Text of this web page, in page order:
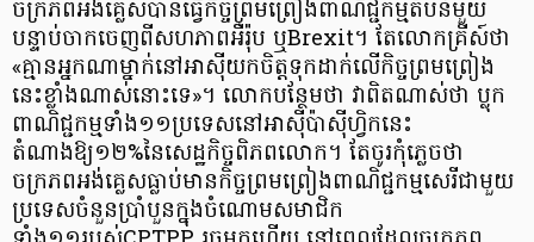
ចក្រភពអង់គ្លេសបានធ្វើកិច្ចព្រមព្រៀងពាណិជ្ជកម្មតំបន់មួយ
បន្ទាប់ចាកចេញពីសហភាពអឺរ៉ុប ឬBrexit។ តែលោកគ្រីស៍ថា
«គ្មានអ្នកណាម្នាក់នៅអាស៊ីយកចិត្តទុកដាក់លើកិច្ចព្រមព្រៀង
នេះខ្លាំងណាស់នោះទេ»។ លោកបន្ថែមថា វាពិតណាស់ថា ប្លុក
ពាណិជ្ជកម្មទាំង១១ប្រទេសនៅអាស៊ីប៉ាស៊ីហ្វិកនេះ
តំណាងឱ្យ១២%នៃសេដ្ឋកិច្ចពិភពលោក។ តែចូរកុំភ្លេចថា
ចក្រភពអង់គ្លេសធ្លាប់មានកិច្ចព្រមព្រៀងពាណិជ្ជកម្មសេរីជាមួយ
ប្រទេសចំនួនប្រាំបួនក្នុងចំណោមសមាជិក